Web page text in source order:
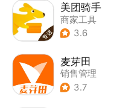
美团骑手
商家工具
3.6
麦芽田
销售管理
3.7